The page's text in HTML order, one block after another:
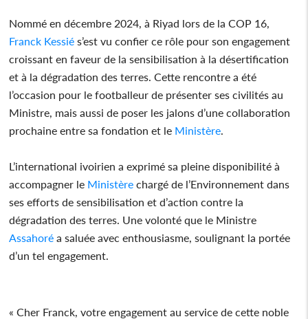
Nommé en décembre 2024, à Riyad lors de la COP 16,
Franck Kessié s’est vu confier ce rôle pour son engagement
croissant en faveur de la sensibilisation à la désertification
et à la dégradation des terres. Cette rencontre a été
l’occasion pour le footballeur de présenter ses civilités au
Ministre, mais aussi de poser les jalons d’une collaboration
prochaine entre sa fondation et le Ministère.
L’international ivoirien a exprimé sa pleine disponibilité à
accompagner le Ministère chargé de l’Environnement dans
ses efforts de sensibilisation et d’action contre la
dégradation des terres. Une volonté que le Ministre
Assahoré a saluée avec enthousiasme, soulignant la portée
d’un tel engagement.
« Cher Franck, votre engagement au service de cette noble